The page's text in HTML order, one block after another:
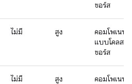
ซอร์ส
ไม่มี สูง
คอมโพเนนต์
แบบโคลส
ซอร์ส
ไม่มี สูง
คอมโพเนนต์